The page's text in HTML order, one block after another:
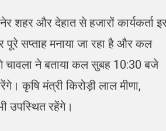
शहर और देहात से हजारों कार्यकर्ता
पूरे सप्ताह मनाया जा रहा है और कल
चावला ने बताया कल सुबह 10:30 बजे
कृषि मंत्री किरोड़ी लाल मीणा,
उपस्थित रहेंगे।